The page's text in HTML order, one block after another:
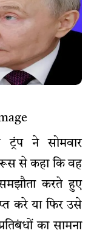
ट्रंप ने सोमवार
रूस से कहा कि वह
करते हुए
करे या फिर उसे
का सामना